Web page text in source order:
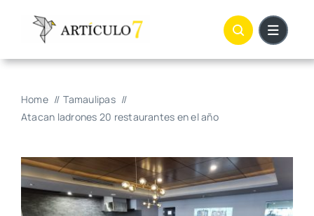
Home
Tamaulipas
Atacan ladrones 20 restaurantes en el año